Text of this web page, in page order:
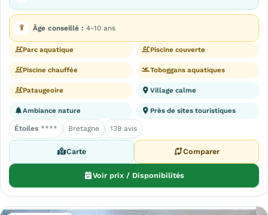
Âge conseillé : 4-10 ans
Parc aquatique Piscine couverte
Piscine chauffée Toboggans aquatiques
Pataugeoire Village calme
Ambiance nature Près de sites touristiques
Étoiles **** Bretagne 139 avis
Carte Comparer
Voir prix / Disponibilités